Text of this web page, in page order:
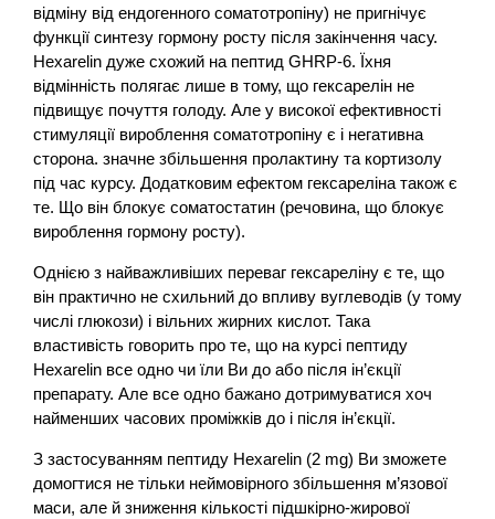
відміну від ендогенного соматотропіну) не пригнічує
функції синтезу гормону росту після закінчення часу.
Hexarelin дуже схожий на пептид GHRP-6. Їхня
відмінність полягає лише в тому, що гексарелін не
підвищує почуття голоду. Але у високої ефективності
стимуляції вироблення соматотропіну є і негативна
сторона. значне збільшення пролактину та кортизолу
під час курсу. Додатковим ефектом гексареліна також є
те. Що він блокує соматостатин (речовина, що блокує
вироблення гормону росту).
Однією з найважливіших переваг гексареліну є те, що
він практично не схильний до впливу вуглеводів (у тому
числі глюкози) і вільних жирних кислот. Така
властивість говорить про те, що на курсі пептиду
Hexarelin все одно чи їли Ви до або після ін’єкції
препарату. Але все одно бажано дотримуватися хоч
найменших часових проміжків до і після ін’єкції.
З застосуванням пептиду Hexarelin (2 mg) Ви зможете
домогтися не тільки неймовірного збільшення м’язової
маси, але й зниження кількості підшкірно-жирової